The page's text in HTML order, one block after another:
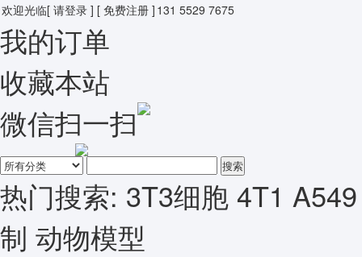
欢迎光临[ 请登录 ] [ 免费注册 ] 131 5529 7675
我的订单
收藏本站
微信扫一扫
搜索
热门搜索: 3T3细胞 4T1 A549
制 动物模型